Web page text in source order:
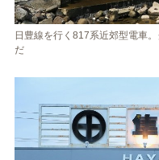
日豊線を行く817系近郊型電車
だ